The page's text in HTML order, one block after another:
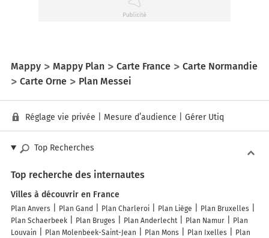
Mappy Mappy Plan Carte France
Carte Normandie
Carte Orne
Plan Messei
Réglage vie privée Mesure d’audience Gérer Utiq
Top Recherches
Top recherche des internautes
Villes à découvrir en France
Plan Anvers Plan Gand Plan Charleroi Plan Liège
Plan Bruxelles
Plan Schaerbeek
Plan Bruges Plan Anderlecht Plan Namur
Plan
Louvain
Plan Molenbeek-Saint-Jean Plan Mons Plan Ixelles
Plan